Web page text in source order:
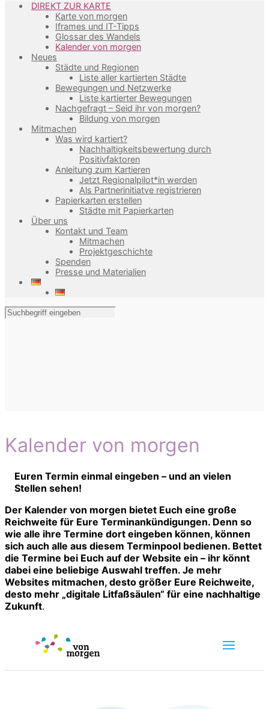
DIREKT ZUR KARTE
Karte von morgen
Iframes und IT-Tipps
Glossar des Wandels
Kalender von morgen
Neues
Städte und Regionen
Liste aller kartierten Städte
Bewegungen und Netzwerke
Liste kartierter Bewegungen
Nachgefragt – Seid ihr von morgen?
Bildung von morgen
Mitmachen
Was wird kartiert?
Nachhaltigkeitsbewertung durch
Positivfaktoren
Anleitung zum Kartieren
Jetzt Regionalpilot*in werden
Als Partnerinitiatve registrieren
Papierkarten erstellen
Städte mit Papierkarten
Über uns
Kontakt und Team
Mitmachen
Projektgeschichte
Spenden
Presse und Materialien
Kalender von morgen
Euren Termin einmal eingeben – und an vielen
Stellen sehen!
Der Kalender von morgen bietet Euch eine große
Reichweite für Eure Terminankündigungen. Denn so
wie alle ihre Termine dort eingeben können, können
sich auch alle aus diesem Terminpool bedienen. Bettet
die Termine bei Euch auf der Website ein – ihr könnt
dabei eine beliebige Auswahl treffen. Je mehr
Websites mitmachen, desto größer Eure Reichweite,
desto mehr „digitale Litfaßsäulen“ für eine nachhaltige
Zukunft.